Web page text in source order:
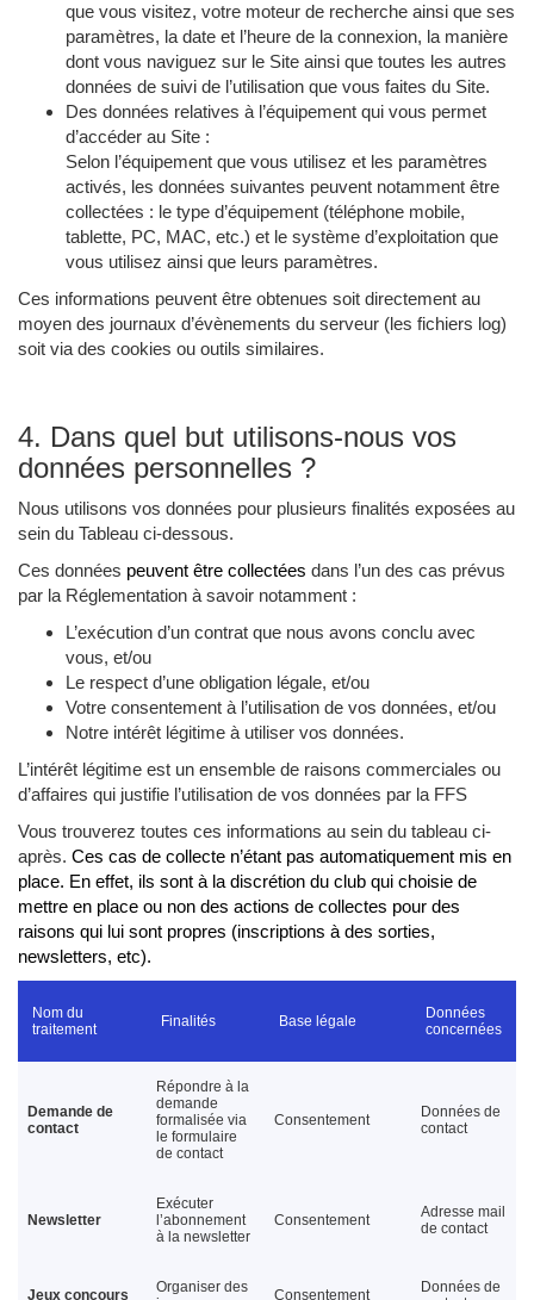
que vous visitez, votre moteur de recherche ainsi que ses
paramètres, la date et l’heure de la connexion, la manière
dont vous naviguez sur le Site ainsi que toutes les autres
données de suivi de l’utilisation que vous faites du Site.
Des données relatives à l’équipement qui vous permet
d’accéder au Site :
Selon l’équipement que vous utilisez et les paramètres
activés, les données suivantes peuvent notamment être
collectées : le type d’équipement (téléphone mobile,
tablette, PC, MAC, etc.) et le système d’exploitation que
vous utilisez ainsi que leurs paramètres.
Ces informations peuvent être obtenues soit directement au
moyen des journaux d’évènements du serveur (les fichiers log)
soit via des cookies ou outils similaires.
4. Dans quel but utilisons-nous vos
données personnelles ?
Nous utilisons vos données pour plusieurs finalités exposées au
sein du Tableau ci-dessous.
Ces données peuvent être collectées dans l’un des cas prévus
par la Réglementation à savoir notamment :
L’exécution d’un contrat que nous avons conclu avec
vous, et/ou
Le respect d’une obligation légale, et/ou
Votre consentement à l’utilisation de vos données, et/ou
Notre intérêt légitime à utiliser vos données.
L’intérêt légitime est un ensemble de raisons commerciales ou
d’affaires qui justifie l’utilisation de vos données par la FFS
Vous trouverez toutes ces informations au sein du tableau ci-
après. Ces cas de collecte n’étant pas automatiquement mis en
place. En effet, ils sont à la discrétion du club qui choisie de
mettre en place ou non des actions de collectes pour des
raisons qui lui sont propres (inscriptions à des sorties,
newsletters, etc).
Nom du
traitement
Finalités Base légale
Données
concernées
Demande de
contact
Répondre à la
demande
formalisée via
le formulaire
de contact
Consentement
Données de
contact
Newsletter
Exécuter
l’abonnement
à la newsletter
Consentement
Adresse mail
de contact
Jeux concours
Organiser des
Consentement
Données de